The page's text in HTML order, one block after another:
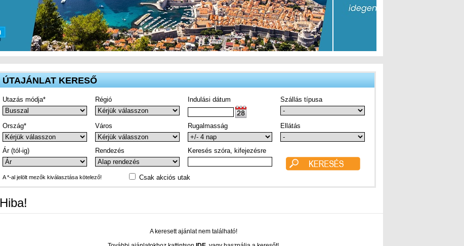
ÚTAJÁNLAT KERESŐ
Utazás módja* Régió Indulási dátum Szállás típusa
Ország* Város Rugalmasság Ellátás
Ár (tól-ig) Rendezés Keresés szóra, kifejezésre
A *-al jelölt mezők kiválasztása kötelező! Csak akciós utak
Hiba!
A keresett ajánlat nem található!